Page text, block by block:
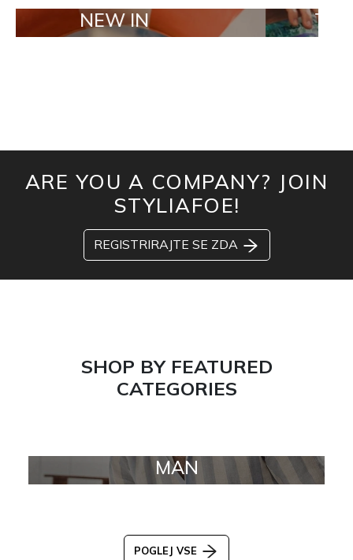
IN TAILOR
ARE YOU A COMPANY? JOIN
STYLIAFOE!
REGISTRIRAJTE SE ZDA
SHOP BY FEATURED
CATEGORIES
MAN
POGLEJ VSE